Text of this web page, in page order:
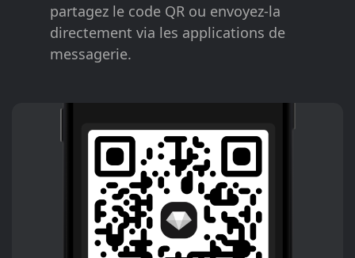
partagez le code QR ou envoyez-la
directement via les applications de
messagerie.